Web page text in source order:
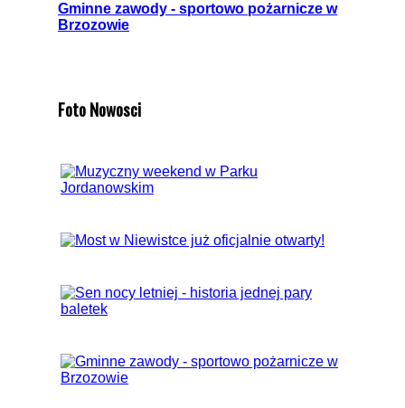
Gminne zawody - sportowo pożarnicze w
Brzozowie
Foto Nowosci